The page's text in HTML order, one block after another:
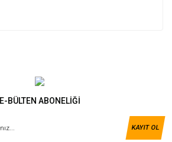
E-BÜLTEN ABONELİĞİ
KAYIT OL